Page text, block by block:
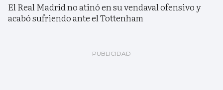
El Real Madrid no atinó en su vendaval ofensivo y
acabó sufriendo ante el Tottenham